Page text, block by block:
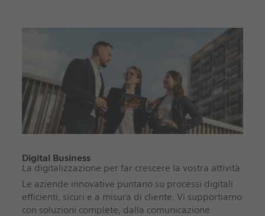
Digital Business
La digitalizzazione per far crescere la vostra attività
Le aziende innovative puntano su processi digitali
efficienti, sicuri e a misura di cliente. Vi supportiamo
con soluzioni complete, dalla comunicazione